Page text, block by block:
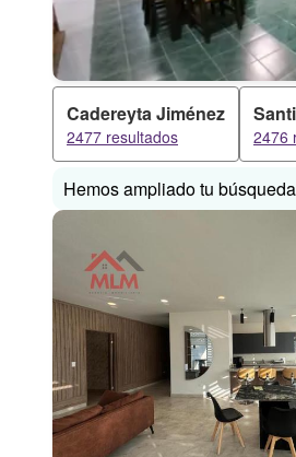
Cadereyta Jiménez
2477 resultados 2476
Hemos ampliado tu